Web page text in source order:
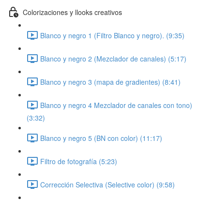
Colorizaciones y llooks creativos
Blanco y negro 1 (Filtro Blanco y negro). (9:35)
Blanco y negro 2 (Mezclador de canales) (5:17)
Blanco y negro 3 (mapa de gradientes) (8:41)
Blanco y negro 4 Mezclador de canales con tono)
(3:32)
Blanco y negro 5 (BN con color) (11:17)
Filtro de fotografía (5:23)
Corrección Selectiva (Selective color) (9:58)